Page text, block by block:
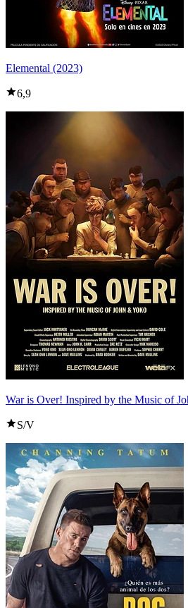
Elemental (2023)
6,9
War is Over! Inspired by the Music of
S/V